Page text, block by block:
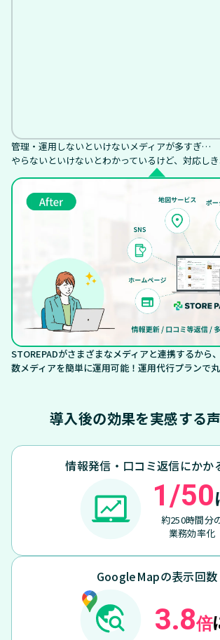
管理・運用しないといけないメディアが多すぎ…
やらないといけないとわかっているけど、対応し
STOREPADがさまざまなメディアと連携するから
数メディアを簡単に運用可能！運用代行プランで
導入後の効果を実感する
情報発信・口コミ返信にかか
1/50
約250時間分
業務効率化
GoogleMapの表示回数
3.8倍